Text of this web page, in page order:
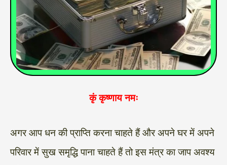
कृं कृष्णाय नमः
अगर आप धन की प्राप्ति करना चाहते हैं और अपने घर में अपने
परिवार में सुख समृद्धि पाना चाहते हैं तो इस मंत्र का जाप अवश्य